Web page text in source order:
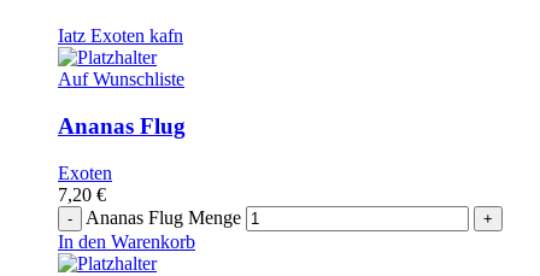
Iatz Exoten kafn
Auf Wunschliste
Ananas Flug
Exoten
7,20 €
Ananas Flug Menge
In den Warenkorb